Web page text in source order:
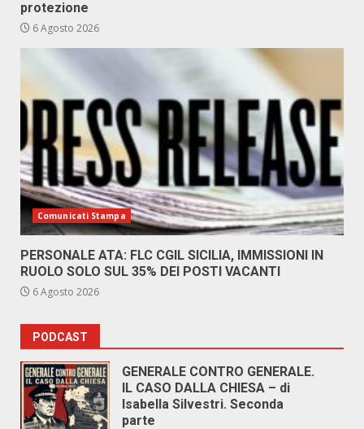
protezione
6 Agosto 2026
Comunicati Stampa
PERSONALE ATA: FLC CGIL SICILIA, IMMISSIONI IN
RUOLO SOLO SUL 35% DEI POSTI VACANTI
6 Agosto 2026
PODCAST
GENERALE CONTRO GENERALE.
IL CASO DALLA CHIESA – di
Isabella Silvestri. Seconda
parte